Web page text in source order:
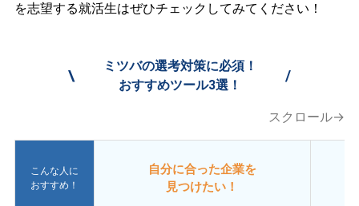
を志望する就活生はぜひチェックしてみてください！
\
ミツバの選考対策に必須！
おすすめツール3選！
/
スクロール→
こんな人に
おすすめ！
自分に合った企業を
見つけたい！